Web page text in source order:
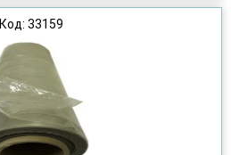
Код: 33159